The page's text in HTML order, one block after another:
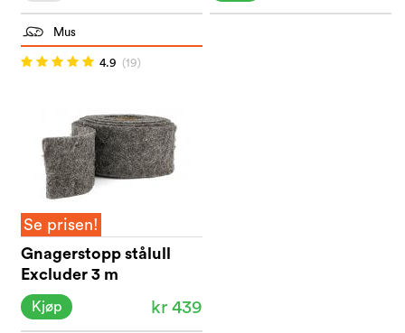
Mus
4.9 (19)
Se prisen!
Gnagerstopp stålull
Excluder 3 m
kr 439
Kjøp